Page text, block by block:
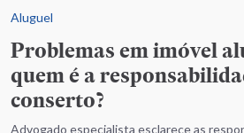
Aluguel
Problemas em imóvel
quem é a
conserto?
Advogado especialista esclarece as